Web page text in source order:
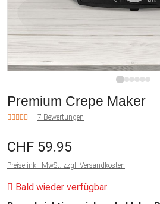
Premium Crepe Maker
7 Bewertungen
CHF 59.95
Preise inkl. MwSt. zzgl. Versandkosten
Bald wieder verfügbar